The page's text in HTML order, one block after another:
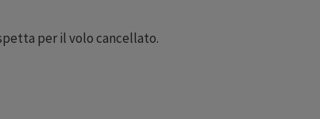
per il volo cancellato.